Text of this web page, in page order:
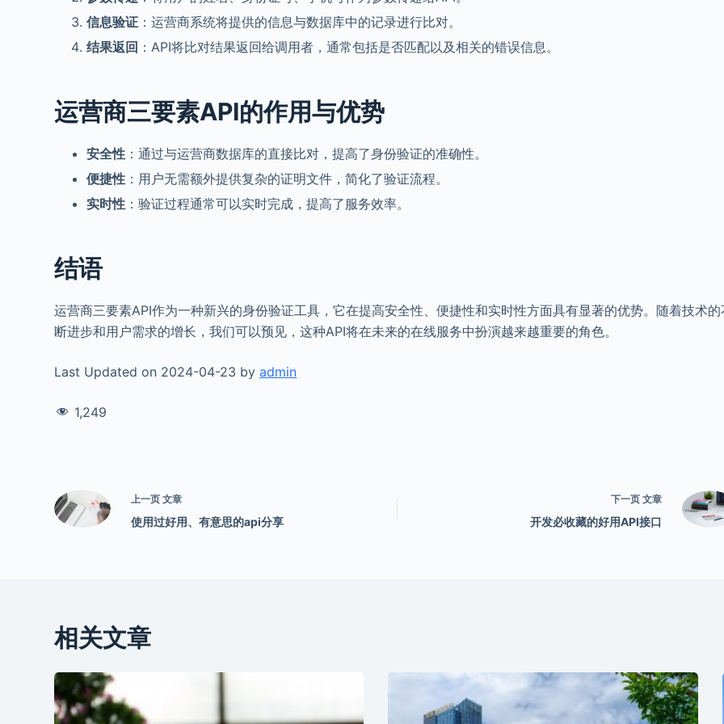
信息验证 ：运营商系统将提供的信息与数据库中的记录进行比对。
结果返回 ：API将比对结果返回给调用者，通常包括是否匹配以及相关的错误信息。
运营商三要素API的作用与优势
安全性 ：通过与运营商数据库的直接比对，提高了身份验证的准确性。
便捷性 ：用户无需额外提供复杂的证明文件，简化了验证流程。
实时性 ：验证过程通常可以实时完成，提高了服务效率。
结语
运营商三要素API作为一种新兴的身份验证工具，它在提高安全性、便捷性和实时性方面具有显著的优势。随着技术的
断进步和用户需求的增长，我们可以预见，这种API将在未来的在线服务中扮演越来越重要的角色。
Last Updated on 2024-04-23 byadmin
1,249
上一页文章
使用过好用、有意思的api分享
下一页 文章
开发必收藏的好用API接口
相关文章